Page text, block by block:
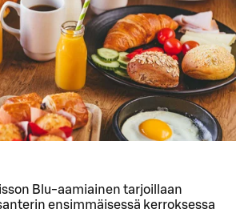
Blu-aamiainen tarjoillaan
ensimmäisessä kerroksessa